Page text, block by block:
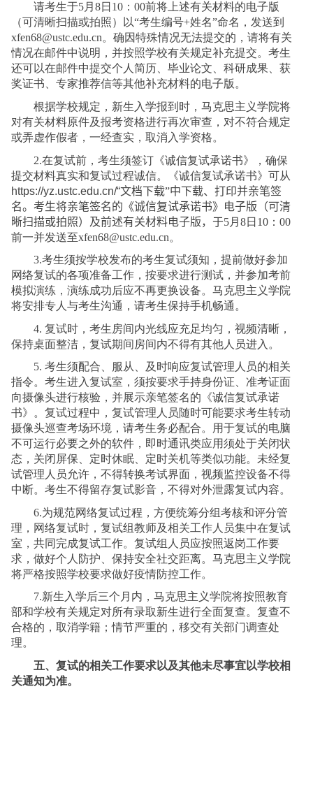
请考生于5月 8日 10： 00前将上述有关材料的电子版
（可清晰扫描或拍照）以“考生编号+姓名”命名，发送到
xfen68@ustc.edu.cn。确因特殊情况无法提交的，请将有关
情况在邮件中说明，并按照学校有关规定补充提交。考生
还可以在邮件中提交个人简历、毕业论文、科研成果、获
奖证书、专家推荐信等其他补充材料的电子版。
根据学校规定，新生入学报到时，马克思主义学院将
对有关材料原件及报考资格进行再次审查，对不符合规定
或弄虚作假者，一经查实，取消入学资格。
2.在复试前，考生须签订《诚信复试承诺书》，确保
提交材料真实和复试过程诚信。《诚信复试承诺书》可从
https://yz.ustc.edu.cn/“文档下载”中下载、打印并亲笔签
名。考生将亲笔签名的《诚信复试承诺书》电子版（可清
晰扫描或拍照）及前述有关材料电子版，于5月 8日 10 ： 00
前一并发送至xfen68@ustc.edu.cn。
3.考生须按学校发布的考生复试须知，提前做好参加
网络复试的各项准备工作，按要求进行测试，并参加考前
模拟演练，演练成功后应不再更换设备。马克思主义学院
将安排专人与考生沟通，请考生保持手机畅通。
4. 复试时，考生房间内光线应充足均匀，视频清晰，
保持桌面整洁，复试期间房间内不得有其他人员进入。
5. 考生须配合、服从、及时响应复试管理人员的相关
指令。考生进入复试室，须按要求手持身份证、准考证面
向摄像头进行核验，并展示亲笔签名的《诚信复试承诺
书》。复试过程中，复试管理人员随时可能要求考生转动
摄像头巡查考场环境，请考生务必配合。用于复试的电脑
不可运行必要之外的软件，即时通讯类应用须处于关闭状
态，关闭屏保、定时休眠、定时关机等类似功能。未经复
试管理人员允许，不得转换考试界面，视频监控设备不得
中断。考生不得留存复试影音，不得对外泄露复试内容。
6.为规范网络复试过程，方便统筹分组考核和评分管
理，网络复试时，复试组教师及相关工作人员集中在复试
室，共同完成复试工作。复试组人员应按照返岗工作要
求，做好个人防护、保持安全社交距离。马克思主义学院
将严格按照学校要求做好疫情防控工作。
7.新生入学后三个月内，马克思主义学院将按照教育
部和学校有关规定对所有录取新生进行全面复查。复查不
合格的，取消学籍；情节严重的，移交有关部门调查处
理。
五、复试的相关工作要求以及其他未尽事宜以学校相
关通知为准。